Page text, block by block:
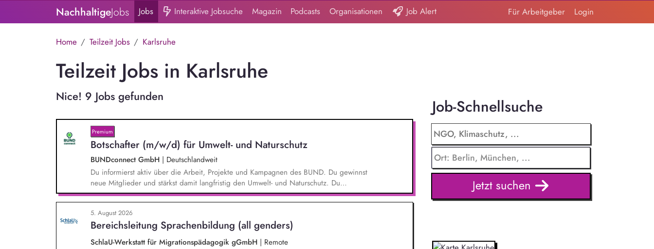
NachhaltigeJobs Jobs Interaktive Jobsuche Magazin Podcasts Organisationen Job Alert Für Arbeitgeber Login
Home Teilzeit Jobs Karlsruhe
Teilzeit Jobs in Karlsruhe
Nice! 9 Jobs gefunden
Premium
Botschafter (m/w/d) für Umwelt- und Naturschutz
BUNDconnect GmbH | Deutschlandweit
Du informierst aktiv über die Arbeit, Projekte und Kampagnen des BUND. Du gewinnst
neue Mitglieder und stärkst damit langfristig den Umwelt- und Naturschutz. Du
beantwortest Fragen zu Umwelt-, Arten- und Klimaschutz nach bestem Wissen und
Gewissen. Du unterstützt Kampagnen und Aktionen, beispielsweise durch das Sammeln
von Unterschriften für Petitionen.
5. August 2026
Bereichsleitung Sprachenbildung (all genders)
SchlaU-Werkstatt für Migrationspädagogik gGmbH | Remote
Job-Schnellsuche
Jetzt suchen